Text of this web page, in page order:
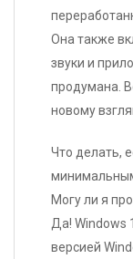
Она также
звуки и
продумана.
новому
Что делать,
Могу ли я
Да! Windows
версией